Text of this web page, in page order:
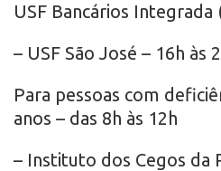
USF Bancários
– USF São José – 16h às
Para pessoas com
anos – das 8h às 12h
– Instituto dos Cegos da